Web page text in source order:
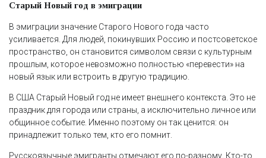
Старый Новый год в эмиграции
В эмиграции значение Старого Нового года часто
усиливается. Для людей, покинувших Россию и постсоветское
пространство, он становится символом связи с культурным
прошлым, которое невозможно полностью «перевести» на
новый язык или встроить в другую традицию.
В США Старый Новый год не имеет внешнего контекста. Это не
праздник для города или страны, а исключительно личное или
общинное событие. Именно поэтому он так ценится: он
принадлежит только тем, кто его помнит.
Русскоязычные эмигранты отмечают его по-разному. Кто-то